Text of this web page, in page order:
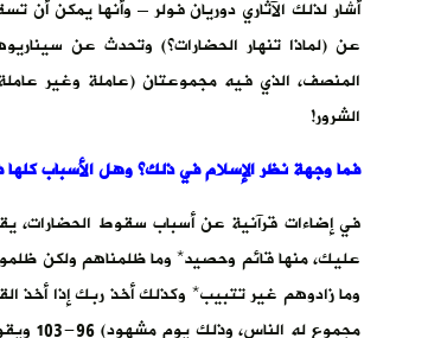
عن (لماذا تنهار الحضارات؟) وتحدث عن
المنصف، الذي فيه مجموعتان (عاملة وغير
الشرور!
فما وجهة نظر الإسلام في ذلك؟ وهل الأسباب كلها
عليك، منها قائم وحصيد* وما ظلمناهم ولكن
وما زادوهم غير تتبيب* وكذلك أخذ ربك إذا أخذ
مجموع